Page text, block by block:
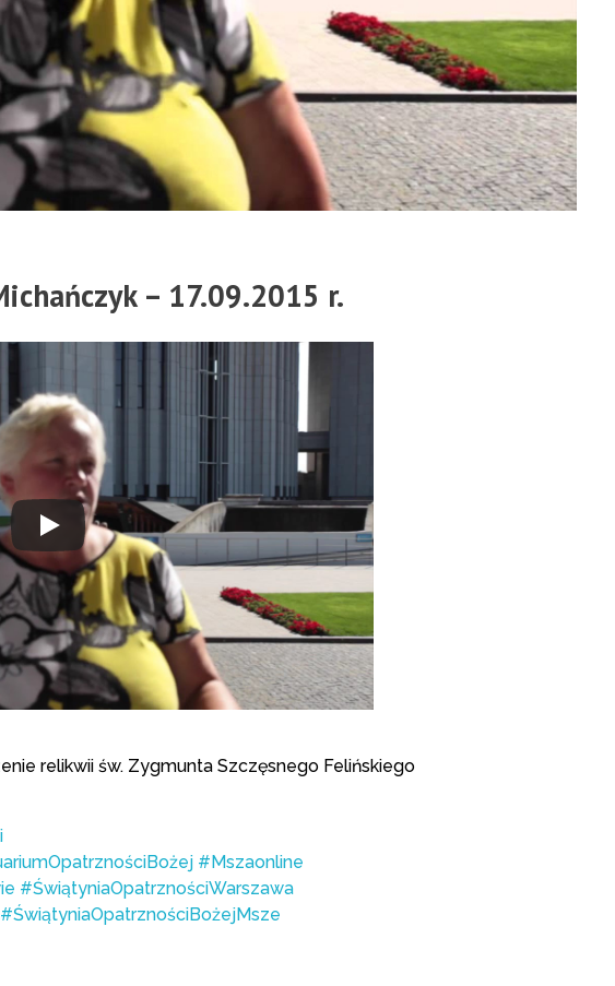
– 17.09.2015 r.
relikwii św. Zygmunta Szczęsnego Felińskiego
#Mszaonline
#ŚwiątyniaOpatrznościWarszawa
#ŚwiątyniaOpatrznościBożejMsze